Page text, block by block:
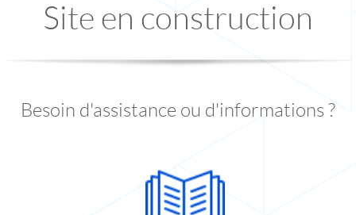
Site en construction
Besoin d'assistance ou d'informations ?